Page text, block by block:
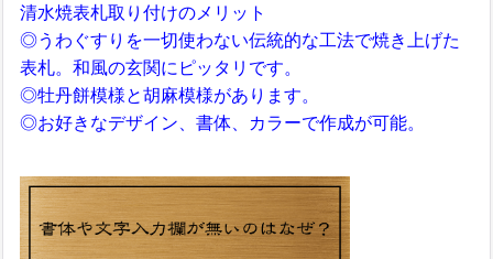
清水焼表札取り付けのメリット
◎うわぐすりを一切使わない伝統的な工法で焼き上げた
表札。和風の玄関にピッタリです。
◎牡丹餅模様と胡麻模様があります。
◎お好きなデザイン、書体、カラーで作成が可能。